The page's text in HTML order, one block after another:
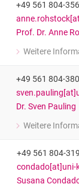
+49 561 804-
Prof. Dr. Anne
Weitere
zu Prof. Dr. Anne
+49 561 804-
Dr. Sven Pauling
Weitere
zu Dr. Sven
+49 561 804-
condado[at]uni-
Susana